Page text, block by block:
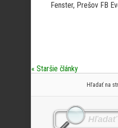
Fenster, Prešov FB
« Staršie články
Hľadať na